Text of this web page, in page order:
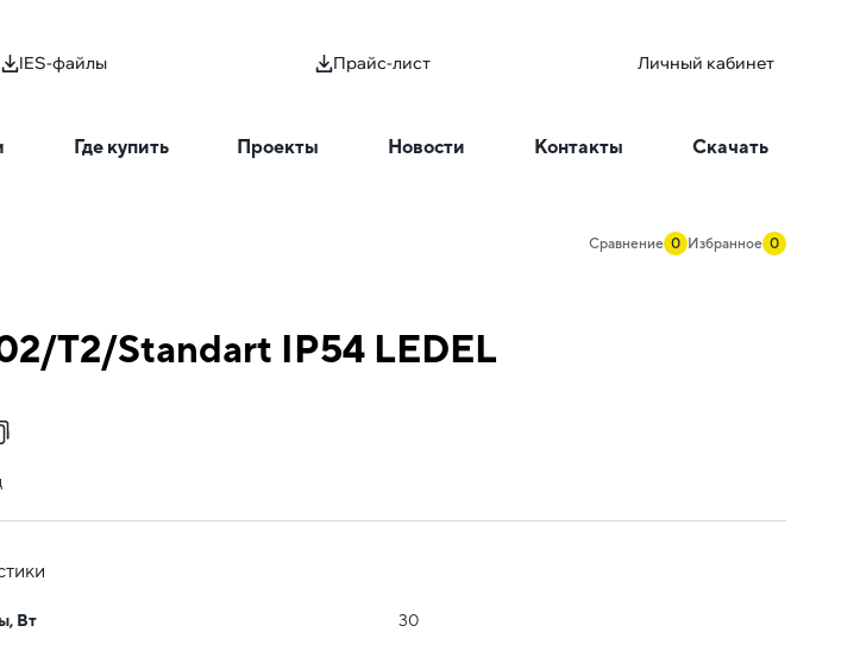
IES-файлы Прайс-лист Личный кабинет
Где купить Проекты Новости Контакты Скачать
Сравнение 0 Избранное 0
Т2/Standart IP54 LEDEL
Вт 30